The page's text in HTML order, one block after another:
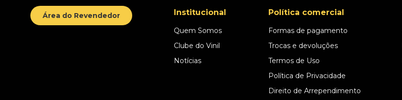
Área do Revendedor Institucional
Quem Somos
Clube do Vinil
Notícias
Política comercial
Formas de pagamento
Trocas e devoluções
Termos de Uso
Política de Privacidade
Direito de Arrependimento